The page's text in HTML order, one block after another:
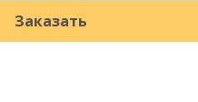
Заказать